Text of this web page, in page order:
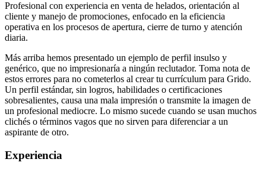
Profesional con experiencia en venta de helados, orientación al
cliente y manejo de promociones, enfocado en la eficiencia
operativa en los procesos de apertura, cierre de turno y atención
diaria.
Más arriba hemos presentado un ejemplo de perfil insulso y
genérico, que no impresionaría a ningún reclutador. Toma nota de
estos errores para no cometerlos al crear tu currículum para Grido.
Un perfil estándar, sin logros, habilidades o certificaciones
sobresalientes, causa una mala impresión o transmite la imagen de
un profesional mediocre. Lo mismo sucede cuando se usan muchos
clichés o términos vagos que no sirven para diferenciar a un
aspirante de otro.
Experiencia